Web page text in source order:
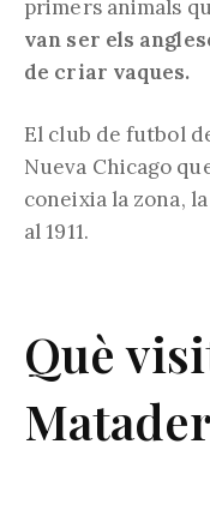
primers animals
van ser els
de criar vaques.
El club de futbol
Nueva Chicago
coneixia la zona,
al 1911.
Què